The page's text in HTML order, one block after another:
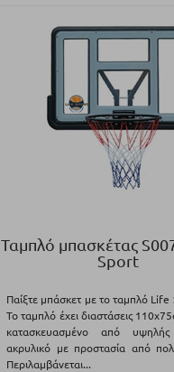
Ταμπλό μπασκέτας
Sport
Παίξτε μπάσκετ με το ταμπλό
Το ταμπλό έχει διαστάσεις
κατασκευασμένο από υψηλής
ακρυλικό με προστασία από
Περιλαμβάνεται...